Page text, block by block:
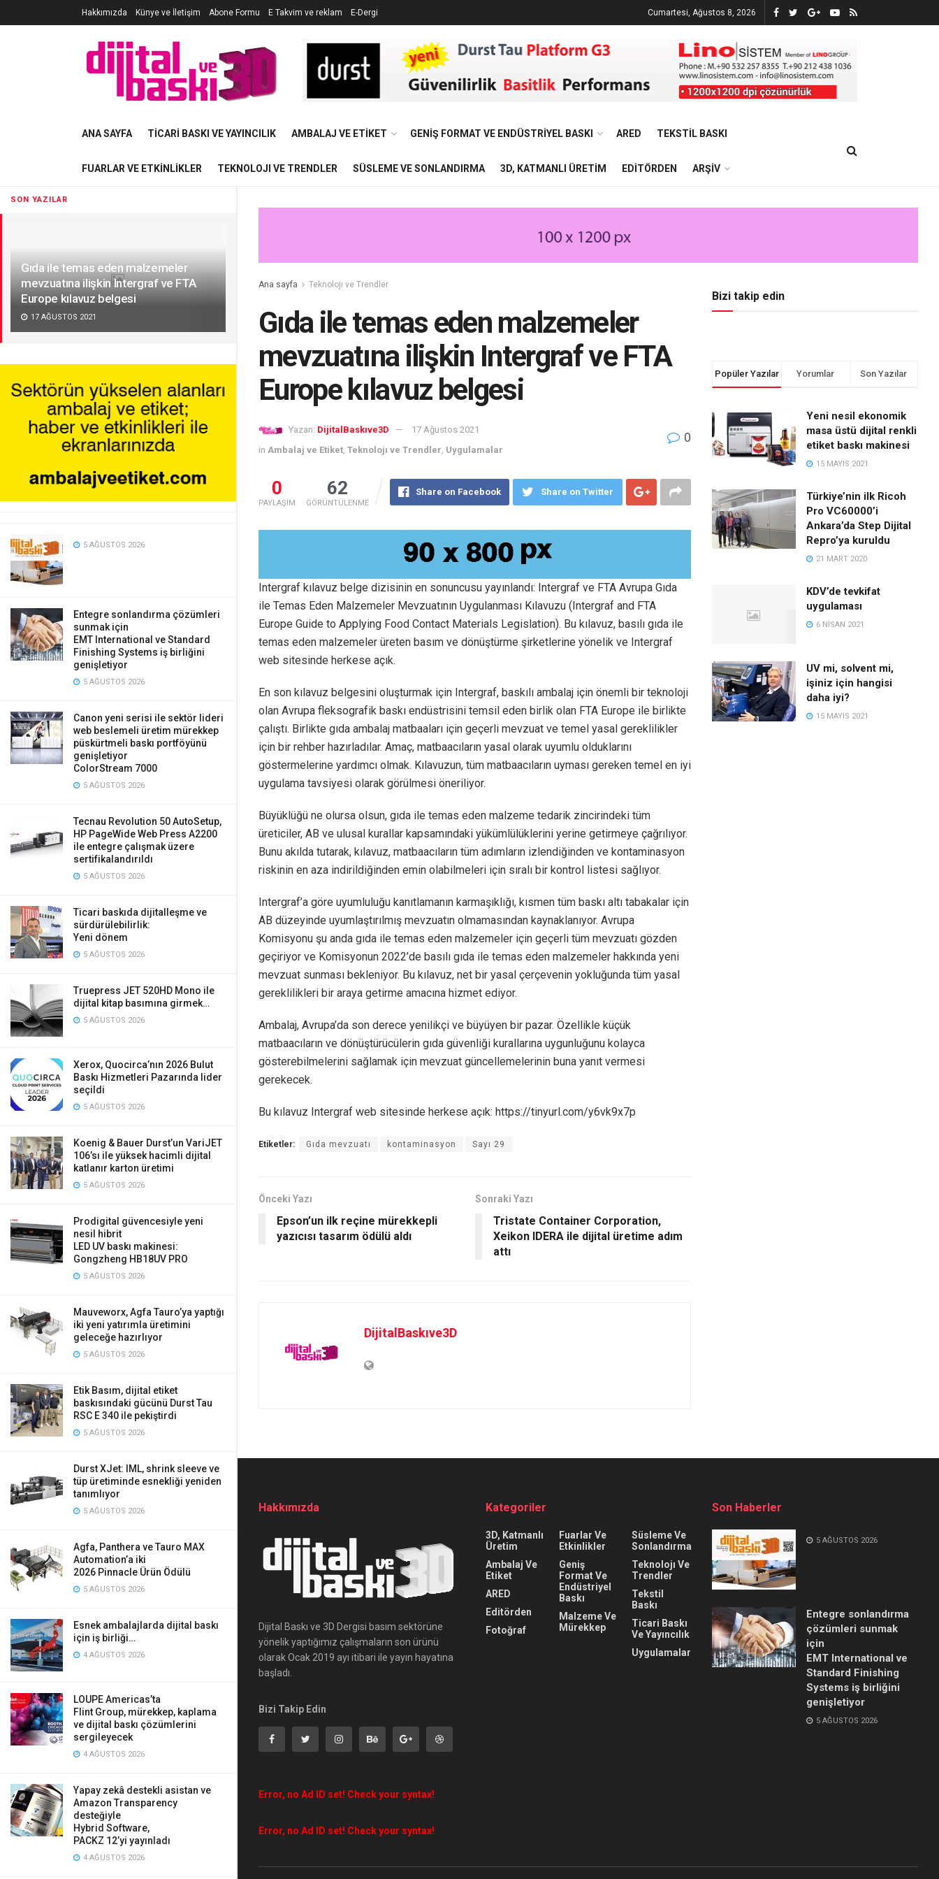
SON YAZILAR
Gıda ile temas eden malzemeler
mevzuatına ilişkin Intergraf ve FTA
Europe kılavuz belgesi
17 AĞUSTOS 2021
5 AĞUSTOS 2026
Entegre sonlandırma çözümleri
sunmak için
EMT International ve Standard
Finishing Systems iş birliğini
genişletiyor
5 AĞUSTOS 2026
Canon yeni serisi ile sektör lideri
web beslemeli üretim mürekkep
püskürtmeli baskı portföyünü
genişletiyor
ColorStream 7000
5 AĞUSTOS 2026
Tecnau Revolution 50 AutoSetup,
HP PageWide Web Press A2200
ile entegre çalışmak üzere
sertifikalandırıldı
5 AĞUSTOS 2026
Ticari baskıda dijitalleşme ve
sürdürülebilirlik:
Yeni dönem
5 AĞUSTOS 2026
Truepress JET 520HD Mono ile
dijital kitap basımına girmek…
5 AĞUSTOS 2026
Xerox, Quocirca’nın 2026 Bulut
Baskı Hizmetleri Pazarında lider
seçildi
5 AĞUSTOS 2026
Koenig & Bauer Durst’un VariJET
106’sı ile yüksek hacimli dijital
katlanır karton üretimi
5 AĞUSTOS 2026
Prodigital güvencesiyle yeni
nesil hibrit
LED UV baskı makinesi:
Gongzheng HB18UV PRO
5 AĞUSTOS 2026
Mauveworx, Agfa Tauro’ya yaptığı
iki yeni yatırımla üretimini
geleceğe hazırlıyor
5 AĞUSTOS 2026
Etik Basım, dijital etiket
baskısındaki gücünü Durst Tau
RSC E 340 ile pekiştirdi
5 AĞUSTOS 2026
Durst XJet: IML, shrink sleeve ve
tüp üretiminde esnekliği yeniden
tanımlıyor
5 AĞUSTOS 2026
Agfa, Panthera ve Tauro MAX
Automation’a iki
2026 Pinnacle Ürün Ödülü
5 AĞUSTOS 2026
Esnek ambalajlarda dijital baskı
için iş birliği…
4 AĞUSTOS 2026
LOUPE Americas’ta
Flint Group, mürekkep, kaplama
ve dijital baskı çözümlerini
sergileyecek
4 AĞUSTOS 2026
Yapay zekâ destekli asistan ve
Amazon Transparency
desteğiyle
Hybrid Software,
PACKZ 12’yi yayınladı
4 AĞUSTOS 2026
Hakkımızda Künye ve İletişim Abone Formu E Takvim ve reklam E-Dergi Cumartesi, Ağustos 8, 2026
ANA SAYFA TICARI BASKI VE YAYINCILIK AMBALAJ VE ETIKET GENIŞ FORMAT VE ENDÜSTRIYEL BASKI ARED TEKSTIL BASKI
FUARLAR VE ETKINLIKLER TEKNOLOJI VE TRENDLER SÜSLEME VE SONLANDIRMA 3D, KATMANLI ÜRETIM EDITÖRDEN ARŞIV
Ana sayfa Teknolojı ve Trendler
Gıda ile temas eden malzemeler
mevzuatına ilişkin Intergraf ve FTA
Europe kılavuz belgesi
Yazan: DijitalBaskıve3D
17 Ağustos 2021
in Ambalaj ve Etiket, Teknolojı ve Trendler, Uygulamalar
0
0
PAYLAŞIM
62
GÖRÜNTÜLENME
Share on Facebook Share on Twitter
Intergraf kılavuz belge dizisinin en sonuncusu yayınlandı: Intergraf ve FTA Avrupa Gıda
ile Temas Eden Malzemeler Mevzuatının Uygulanması Kılavuzu (Intergraf and FTA
Europe Guide to Applying Food Contact Materials Legislation). Bu kılavuz, basılı gıda ile
temas eden malzemeler üreten basım ve dönüştürme şirketlerine yönelik ve Intergraf
web sitesinde herkese açık.
En son kılavuz belgesini oluşturmak için Intergraf, baskılı ambalaj için önemli bir teknoloji
olan Avrupa fleksografik baskı endüstrisini temsil eden birlik olan FTA Europe ile birlikte
çalıştı. Birlikte gıda ambalaj matbaaları için geçerli mevzuat ve temel yasal gereklilikler
için bir rehber hazırladılar. Amaç, matbaacıların yasal olarak uyumlu olduklarını
göstermelerine yardımcı olmak. Kılavuzun, tüm matbaacıların uyması gereken temel en iyi
uygulama tavsiyesi olarak görülmesi öneriliyor.
Büyüklüğü ne olursa olsun, gıda ile temas eden malzeme tedarik zincirindeki tüm
üreticiler, AB ve ulusal kurallar kapsamındaki yükümlülüklerini yerine getirmeye çağrılıyor.
Bunu akılda tutarak, kılavuz, matbaacıların tüm adımların izlendiğinden ve kontaminasyon
riskinin en aza indirildiğinden emin olabilmeleri için sıralı bir kontrol listesi sağlıyor.
Intergraf’a göre uyumluluğu kanıtlamanın karmaşıklığı, kısmen tüm baskı altı tabakalar için
AB düzeyinde uyumlaştırılmış mevzuatın olmamasından kaynaklanıyor. Avrupa
Komisyonu şu anda gıda ile temas eden malzemeler için geçerli tüm mevzuatı gözden
geçiriyor ve Komisyonun 2022’de basılı gıda ile temas eden malzemeler hakkında yeni
mevzuat sunması bekleniyor. Bu kılavuz, net bir yasal çerçevenin yokluğunda tüm yasal
gereklilikleri bir araya getirme amacına hizmet ediyor.
Ambalaj, Avrupa’da son derece yenilikçi ve büyüyen bir pazar. Özellikle küçük
matbaacıların ve dönüştürücülerin gıda güvenliği kurallarına uygunluğunu kolayca
gösterebilmelerini sağlamak için mevzuat güncellemelerinin buna yanıt vermesi
gerekecek.
Bu kılavuz Intergraf web sitesinde herkese açık: https://tinyurl.com/y6vk9x7p
Etiketler: Gıda mevzuatı kontaminasyon Sayı 29
Önceki Yazı
Epson’un ilk reçine mürekkepli
yazıcısı tasarım ödülü aldı
Sonraki Yazı
Tristate Container Corporation,
Xeikon IDERA ile dijital üretime adım
attı
DijitalBaskıve3D
Bizi takip edin
Popüler Yazılar Yorumlar Son Yazılar
Yeni nesil ekonomik
masa üstü dijital renkli
etiket baskı makinesi
15 MAYIS 2021
Türkiye’nin ilk Ricoh
Pro VC60000’i
Ankara’da Step Dijital
Repro’ya kuruldu
21 MART 2020
KDV’de tevkifat
uygulaması
6 NISAN 2021
UV mi, solvent mi,
işiniz için hangisi
daha iyi?
15 MAYIS 2021
Hakkımızda
Dijital Baskı ve 3D Dergisi basım sektörüne
yönelik yaptığımız çalışmaların son ürünü
olarak Ocak 2019 ayı itibari ile yayın hayatına
başladı.
Bizi Takip Edin
Error, no Ad ID set! Check your syntax!
Error, no Ad ID set! Check your syntax!
Kategoriler
3D, Katmanlı
Üretim
Ambalaj Ve
Etiket
ARED
Editörden
Fotoğraf
Fuarlar Ve
Etkinlikler
Geniş
Format Ve
Endüstriyel
Baskı
Malzeme Ve
Mürekkep
Süsleme Ve
Sonlandırma
Teknolojı Ve
Trendler
Tekstil
Baskı
Ticari Baskı
Ve Yayıncılık
Uygulamalar
Son Haberler
5 AĞUSTOS 2026
Entegre sonlandırma
çözümleri sunmak
için
EMT International ve
Standard Finishing
Systems iş birliğini
genişletiyor
5 AĞUSTOS 2026